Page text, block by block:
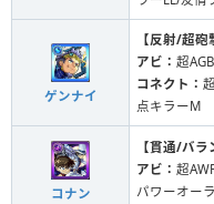
ゲンナイ
【反射/超砲
アビ： 超
コネクト：
点キラーM
コナン
【貫通/バラ
アビ： 超
パワーオーラ